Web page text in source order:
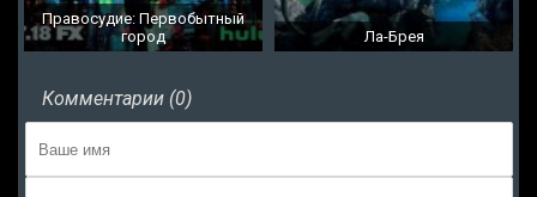
Правосудие: Первобытный
город
Ла-Брея
Комментарии (0)